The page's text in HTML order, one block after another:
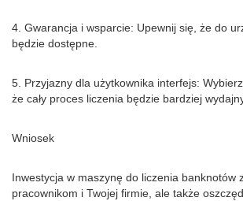
4. Gwarancja i wsparcie: Upewnij się, że do
będzie dostępne.
5. Przyjazny dla użytkownika interfejs:
że cały proces liczenia będzie bardziej
Wniosek
Inwestycja w maszynę do liczenia banknotów
pracownikom i Twojej firmie, ale także